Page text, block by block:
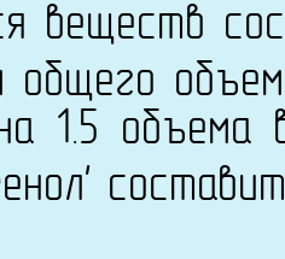
веществ
общего
1.5